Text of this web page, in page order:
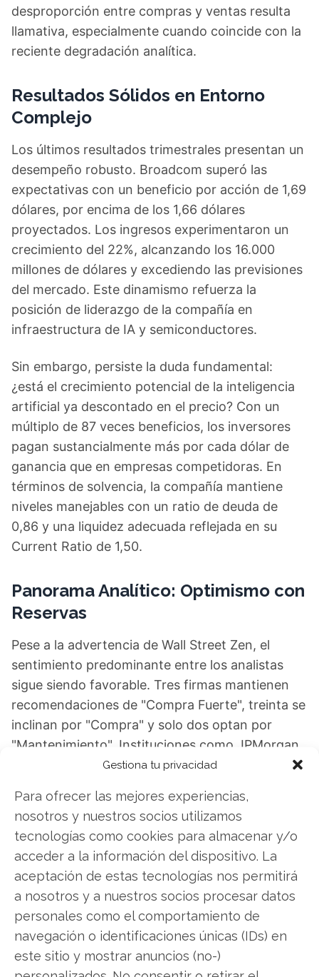
Gestiona tu privacidad
Para ofrecer las mejores experiencias,
nosotros y nuestros socios utilizamos
tecnologías como cookies para almacenar y/o
acceder a la información del dispositivo. La
aceptación de estas tecnologías nos permitirá
a nosotros y a nuestros socios procesar datos
personales como el comportamiento de
navegación o identificaciones únicas (IDs) en
este sitio y mostrar anuncios (no-)
desproporción entre compras y ventas resulta
llamativa, especialmente cuando coincide con la
reciente degradación analítica.
Resultados Sólidos en Entorno
Complejo
Los últimos resultados trimestrales presentan un
desempeño robusto. Broadcom superó las
expectativas con un beneficio por acción de 1,69
dólares, por encima de los 1,66 dólares
proyectados. Los ingresos experimentaron un
crecimiento del 22%, alcanzando los 16.000
millones de dólares y excediendo las previsiones
del mercado. Este dinamismo refuerza la
posición de liderazgo de la compañía en
infraestructura de IA y semiconductores.
Sin embargo, persiste la duda fundamental:
¿está el crecimiento potencial de la inteligencia
artificial ya descontado en el precio? Con un
múltiplo de 87 veces beneficios, los inversores
pagan sustancialmente más por cada dólar de
ganancia que en empresas competidoras. En
términos de solvencia, la compañía mantiene
niveles manejables con un ratio de deuda de
0,86 y una liquidez adecuada reflejada en su
Current Ratio de 1,50.
Panorama Analítico: Optimismo con
Reservas
Pese a la advertencia de Wall Street Zen, el
sentimiento predominante entre los analistas
sigue siendo favorable. Tres firmas mantienen
recomendaciones de "Compra Fuerte", treinta se
inclinan por "Compra" y solo dos optan por
"Mantenimiento". Instituciones como JPMorgan
han elevado recientemente su precio objetivo de
muestra aún más optimista con una proyección
de 409 dólares.
Estas perspectivas alcistas se sustentan
principalmente en el papel dominante que
Broadcom juega en el ecosistema de
infraestructura para inteligencia artificial. No
obstante, la reciente degradación sirve como
recordatorio de que no todos comparten este